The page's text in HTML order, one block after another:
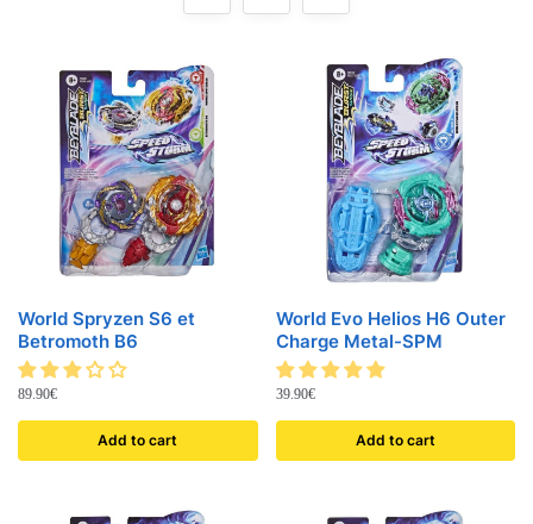
World Spryzen S6 et
Betromoth B6
89.90€
Add to cart
World Evo Helios H6 Outer
Charge Metal-SPM
39.90€
Add to cart